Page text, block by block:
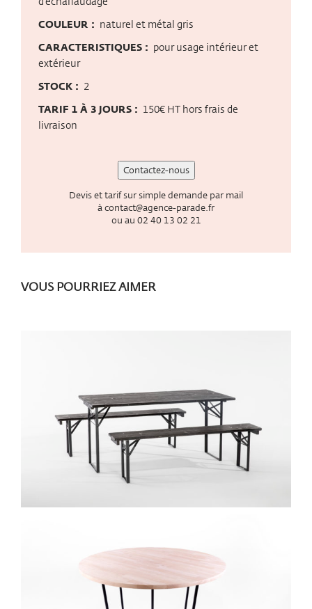
COULEUR : naturel et métal gris
CARACTERISTIQUES : pour usage intérieur et
extérieur
STOCK : 2
TARIF 1 À 3 JOURS : 150€ HT hors frais de
livraison
Contactez-nous
Devis et tarif sur simple demande par mail
àcontact@agence-parade.fr
ou au 02 40 13 02 21
VOUS POURRIEZ AIMER